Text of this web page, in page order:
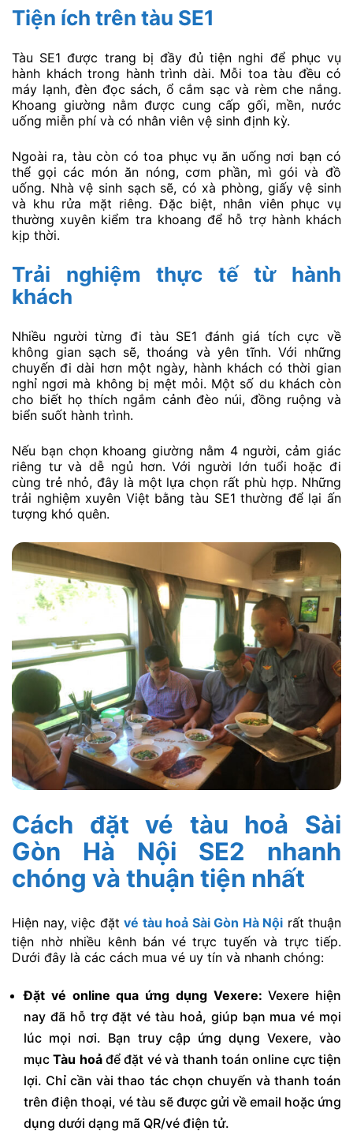
Tiện ích trên tàu SE1
Tàu SE1 được trang bị đầy đủ tiện nghi để phục vụ
hành khách trong hành trình dài. Mỗi toa tàu đều có
máy lạnh, đèn đọc sách, ổ cắm sạc và rèm che nắng.
Khoang giường nằm được cung cấp gối, mền, nước
uống miễn phí và có nhân viên vệ sinh định kỳ.
Ngoài ra, tàu còn có toa phục vụ ăn uống nơi bạn có
thể gọi các món ăn nóng, cơm phần, mì gói và đồ
uống. Nhà vệ sinh sạch sẽ, có xà phòng, giấy vệ sinh
và khu rửa mặt riêng. Đặc biệt, nhân viên phục vụ
thường xuyên kiểm tra khoang để hỗ trợ hành khách
kịp thời.
Trải nghiệm thực tế từ hành
khách
Nhiều người từng đi tàu SE1 đánh giá tích cực về
không gian sạch sẽ, thoáng và yên tĩnh. Với những
chuyến đi dài hơn một ngày, hành khách có thời gian
nghỉ ngơi mà không bị mệt mỏi. Một số du khách còn
cho biết họ thích ngắm cảnh đèo núi, đồng ruộng và
biển suốt hành trình.
Nếu bạn chọn khoang giường nằm 4 người, cảm giác
riêng tư và dễ ngủ hơn. Với người lớn tuổi hoặc đi
cùng trẻ nhỏ, đây là một lựa chọn rất phù hợp. Những
trải nghiệm xuyên Việt bằng tàu SE1 thường để lại ấn
tượng khó quên.
Cách đặt vé tàu hoả Sài
Gòn Hà Nội SE2 nhanh
chóng và thuận tiện nhất
Hiện nay, việc đặt vé tàu hoả Sài Gòn Hà Nội rất thuận
tiện nhờ nhiều kênh bán vé trực tuyến và trực tiếp.
Dưới đây là các cách mua vé uy tín và nhanh chóng:
Đặt vé online qua ứng dụng Vexere: Vexere hiện
nay đã hỗ trợ đặt vé tàu hoả, giúp bạn mua vé mọi
lúc mọi nơi. Bạn truy cập ứng dụng Vexere, vào
mụcTàu hoảđể đặt vé và thanh toán online cực tiện
lợi. Chỉ cần vài thao tác chọn chuyến và thanh toán
trên điện thoại, vé tàu sẽ được gửi về email hoặc ứng
dụng dưới dạng mã QR/vé điện tử.